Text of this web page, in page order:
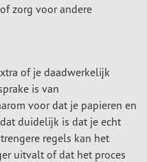
zorg voor andere
of je daadwerkelijk
is van
voor dat je papieren en
duidelijk is dat je echt
regels kan het
uitvalt of dat het proces